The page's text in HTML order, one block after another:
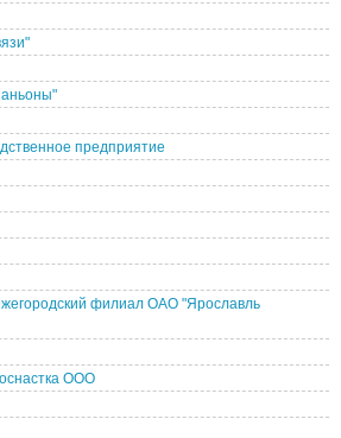
предприятие
филиал ОАО "Ярославль
ООО